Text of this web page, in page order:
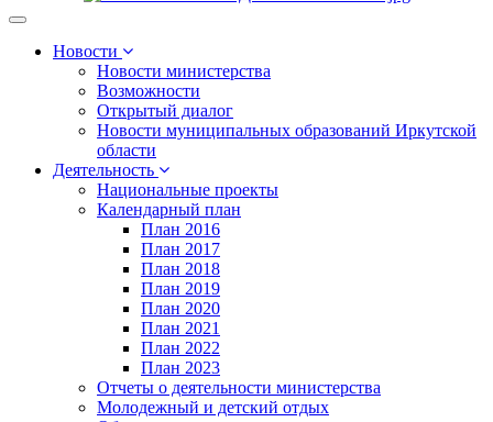
Toggle
navigationНовости
Новости министерства
Возможности
Открытый диалог
Новости муниципальных образований Иркутской
области
Деятельность
Национальные проекты
Календарный план
План 2016
План 2017
План 2018
План 2019
План 2020
План 2021
План 2022
План 2023
Отчеты о деятельности министерства
Молодежный и детский отдых